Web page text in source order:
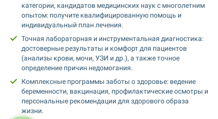
категории, кандидатов медицинских наук с многолетним
опытом: получите квалифицированную помощь и
индивидуальный план лечения.
Точная лабораторная и инструментальная диагностика:
достоверные результаты и комфорт для пациентов
(анализы крови, мочи, УЗИ и др.), а также точное
определение причин недомогания.
Комплексные программы заботы о здоровье: ведение
беременности, вакцинация, профилактические осмотры и
персональные рекомендации для здорового образа
жизни.